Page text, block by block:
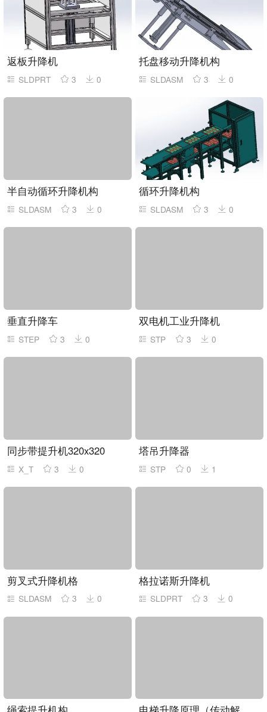
返板升降机
SLDPRT 3 0
托盘移动升降机构
SLDASM 3 0
半自动循环升降机构
SLDASM 3 0
循环升降机构
SLDASM 3 0
垂直升降车
STEP 3 0
双电机工业升降机
STP 3 0
同步带提升机320x320
X_T 3 0
塔吊升降器
STP 0 1
剪叉式升降机格
SLDASM 3 0
格拉诺斯升降机
SLDPRT 3 0